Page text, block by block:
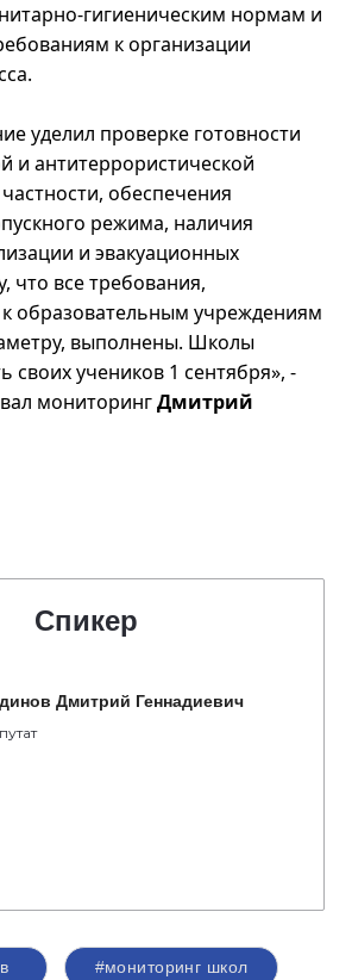
гигиеническим нормам и
к организации
уделил проверке готовности
и антитеррористической
обеспечения
режима, наличия
и эвакуационных
что все требования,
образовательным учреждениям
выполнены. Школы
своих учеников 1 сентября», -
мониторингДмитрий
Спикер
Дмитрий Геннадиевич
#мониторинг школ